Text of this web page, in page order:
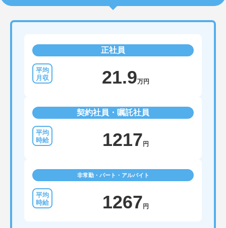
正社員
21.9万円
契約社員・嘱託社員
1217 円
非常勤・パート・アルバイト
1267 円